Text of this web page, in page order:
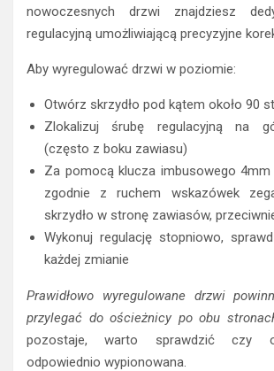
nowoczesnych drzwi znajdziesz
regulacyjną umożliwiającą precyzyjne
Aby wyregulować drzwi w poziomie:
Otwórz skrzydło pod kątem około 90
Zlokalizuj śrubę regulacyjną na
(często z boku zawiasu)
Za pomocą klucza imbusowego
zgodnie z ruchem wskazówek
skrzydło w stronę zawiasów,
Wykonuj regulację stopniowo,
każdej zmianie
Prawidłowo wyregulowane drzwi
przylegać do ościeżnicy po obu
pozostaje, warto sprawdzić czy
odpowiednio wypionowana.